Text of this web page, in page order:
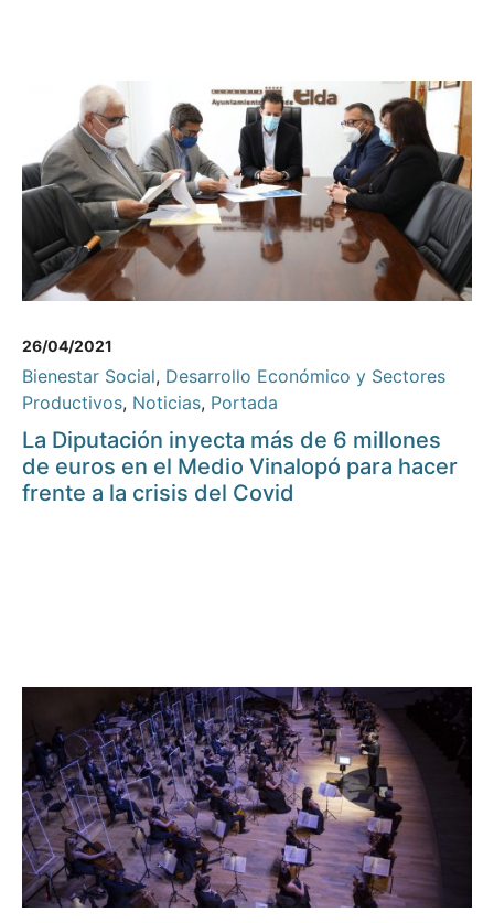
26/04/2021
Bienestar Social, Desarrollo Económico y Sectores
Productivos, Noticias, Portada
La Diputación inyecta más de 6 millones
de euros en el Medio Vinalopó para hacer
frente a la crisis del Covid